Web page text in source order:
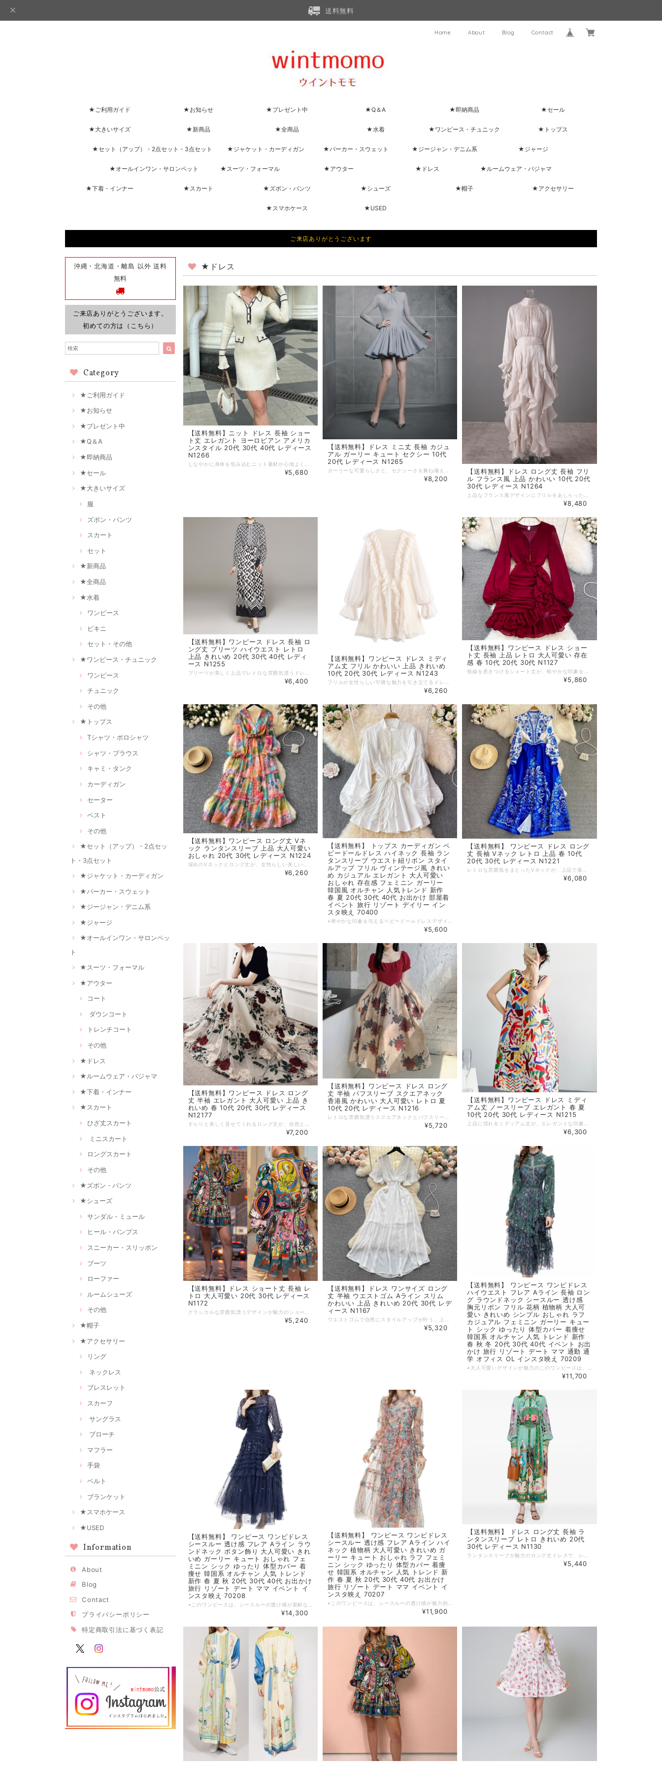
送料無料
Home About Blog Contact
★ご利用ガイド ★お知らせ ★プレゼント中 ★Q＆A ★即納商品 ★セール
★大きいサイズ ★新商品 ★全商品 ★水着 ★ワンピース・チュニック ★トップス
★セット（アップ）・2点セット・3点セット ★ジャケット・カーディガン ★パーカー・スウェット ★ジージャン・デニム系 ★ジャージ
★オールインワン・サロンペット ★スーツ・フォーマル ★アウター ★ドレス ★ルームウェア・パジャマ
★下着・インナー ★スカート ★ズボン・パンツ ★シューズ ★帽子 ★アクセサリー
★スマホケース ★USED
ご来店ありがとうございます
沖縄・北海道・離島 以外 送料
無料
ご来店ありがとうございます。
初めての方は（こちら）
Category
★ご利用ガイド
★お知らせ
★プレゼント中
★Q＆A
★即納商品
★セール
★大きいサイズ
服
ズボン・パンツ
スカート
セット
★新商品
★全商品
★水着
ワンピース
ビキニ
セット・その他
★ワンピース・チュニック
ワンピース
チュニック
その他
★トップス
Tシャツ・ポロシャツ
シャツ・ブラウス
キャミ・タンク
カーディガン
セーター
ベスト
その他
★セット（アップ）・2点セッ
ト・3点セット
★ジャケット・カーディガン
★パーカー・スウェット
★ジージャン・デニム系
★ジャージ
★オールインワン・サロンペッ
ト
★スーツ・フォーマル
★アウター
コート
ダウンコート
トレンチコート
その他
★ドレス
★ルームウェア・パジャマ
★下着・インナー
★スカート
ひざ丈スカート
ミニスカート
ロングスカート
その他
★ズボン・パンツ
★シューズ
サンダル・ミュール
ヒール・パンプス
スニーカー・スリッポン
ブーツ
ローファー
ルームシューズ
その他
★帽子
★アクセサリー
リング
ネックレス
ブレスレット
スカーフ
サングラス
ブローチ
マフラー
手袋
ベルト
ブランケット
★スマホケース
★USED
Information
About
Blog
Contact
プライバシーポリシー
特定商取引法に基づく表記
★ドレス
【送料無料】ニット ドレス 長袖 ショー
ト丈 エレガント ヨーロピアン アメリカ
ンスタイル 20代 30代 40代 レディース
N1266
¥5,680
【送料無料】ドレス ミニ丈 長袖 カジュ
アル ガーリー キュート セクシー 10代
20代 レディース N1265
¥8,200
【送料無料】ドレス ロング丈 長袖 フリ
ル フランス風 上品 かわいい 10代 20代
30代 レディース N1264
¥8,480
【送料無料】ワンピース ドレス 長袖 ロ
ング丈 プリーツ ハイウエスト レトロ
上品 きれいめ 20代 30代 40代 レディ
ース N1255
¥6,400
【送料無料】ワンピース ドレス ミディ
アム丈 フリル かわいい 上品 きれいめ
10代 20代 30代 レディース N1243
¥6,260
【送料無料】ワンピース ドレス ショー
ト丈 長袖 上品 レトロ 大人可愛い 存在
感 春 10代 20代 30代 N1127
視線を惹きつけるショート丈が、軽やかな印象を演出 レトロな上品さの中に、大人可愛い魅力が詰まったデザインです。 春のお出かけに自信をくれる、存在感あふれる一着 【カラー】 赤,黒,アプリコット 【サイズ】 フリーサイズ 着丈 : 86cm バスト : 94cm ウエスト : 76cm 肩幅 : 34cm ※1~3cmの誤差がある場合がございます。 ※※※ご購入前に以下を必ずお読みください※※※ この度は数ある中から当ショップを訪問していただきありがとうございます。 【 wihtmomo 】は流行をいち早く取り入れたファッションをお値打ち価格で提供するお店です！ 毎日楽しく着ることのできるお洋服を取りそろえています。 気持ちの良い取引・商品に満足して頂きたいため、誠にご面倒をおかけしますが、以下の注意点をご覧くださいますよう、お願いいたします。 【商品・送料について】 ・お手持ちのパソコン・スマートフォン・携帯の画面により商品のお色に若干の差がございます。 ・サイズは買い付け先の生産表記です。測り方により1-3cmほど誤差がある場合がございます。 ・北海道、沖縄、離島は送料プラス2500円頂戴しております。 【納期について】 ・お取り寄せ商品のため、2-3週間程お時間頂いております。 更にお時間かかる場合もございますので、余裕をもってご注文いただきますようお願いします。 在庫切れ、生産中止の商品につきましてはキャンセルさせていただく場合がございます。 何卒ご了承くださいませ。 【返品について】 ・ご注文後のキャンセル・内容変更はお受けできません。 ・品到着後に関して、サイズ変更、カラーやイメージが違う、実寸が違う等を気にされる方のクレーム、返品、交換は一切お受けしておりません。(破れ等の初期不良は除きます) 【ご連絡について】 ・ショップご利用時にあたりご案内やお取り寄せ状況をメールにてさせていただいております。 （
¥5,860
【送料無料】ワンピース ロング丈 Vネ
ック ランタンスリーブ 上品 大人可愛い
おしゃれ 20代 30代 レディース N1224
¥6,260
【送料無料】 トップス カーディガン ベ
ビードールドレス ハイネック 長袖 ラン
タンスリーブ ウエスト紐リボン スタイ
ルアップ フリル ヴィンテージ風 きれい
め カジュアル エレガント 大人可愛い
おしゃれ 存在感 フェミニン ガーリー
韓国風 オルチャン 人気トレンド 新作
春 夏 20代 30代 40代 お出かけ 部屋着
イベント 旅行 リゾート デイリー イン
スタ映え 70400
¥5,600
【送料無料】 ワンピース ドレス ロング
丈 長袖 Vネック レトロ 上品 春 10代
20代 30代 レディース N1221
¥6,080
【送料無料】ワンピース ドレス ロング
丈 半袖 エレガント 大人可愛い 上品 き
れいめ 春 10代 20代 30代 レディース
N12177
¥7,200
【送料無料】ワンピース ドレス ロング
丈 半袖 パフスリーブ スクエアネック
香港風 かわいい 大人可愛い レトロ 夏
10代 20代 レディース N1216
¥5,720
【送料無料】ワンピース ドレス ミディ
アム丈 ノースリーブ エレガント 春 夏
10代 20代 30代 レディース N1215
¥6,300
【送料無料】ドレス ショート丈 長袖 レ
トロ 大人可愛い 20代 30代 レディース
N1172
¥5,240
【送料無料】ドレス ワンサイズ ロング
丈 半袖 ウエストゴム Aライン スリム
かわいい 上品 きれいめ 20代 30代 レデ
ィース N1167
¥5,320
【送料無料】 ワンピース ワンピドレス
ハイウエスト フレア Aライン 長袖 ロン
グ ラウンドネック シースルー 透け感
胸元リボン フリル 花柄 植物柄 大人可
愛い きれいめ シンプル おしゃれ ラフ
カジュアル フェミニン ガーリー キュー
ト シック ゆったり 体型カバー 着痩せ
韓国系 オルチャン 人気 トレンド 新作
春 秋 冬 20代 30代 40代 イベント お出
かけ 旅行 リゾート デート ママ 通勤 通
学 オフィス OL インスタ映え 70209
¥11,700
【送料無料】 ワンピース ワンピドレス
シースルー 透け感 フレア Aライン ラウ
ンドネック ボタン飾り 大人可愛い きれ
いめ ガーリー キュート おしゃれ フェ
ミニン シック ゆったり 体型カバー 着
痩せ 韓国系 オルチャン 人気 トレンド
新作 春 夏 秋 20代 30代 40代 お出かけ
旅行 リゾート デート ママ イベント イ
ンスタ映え 70208
¥14,300
【送料無料】 ワンピース ワンピドレス
シースルー 透け感 フレア Aライン ハイ
ネック 植物柄 大人可愛い きれいめ ガ
ーリー キュート おしゃれ ラフ フェミ
ニン シック ゆったり 体型カバー 着痩
せ 韓国系 オルチャン 人気 トレンド 新
作 春 夏 秋 20代 30代 40代 お出かけ
旅行 リゾート デート ママ イベント イ
ンスタ映え 70207
¥11,900
【送料無料】 ドレス ロング丈 長袖 ラ
ンタンスリーブ レトロ きれいめ 20代
30代 レディース N1130
¥5,440